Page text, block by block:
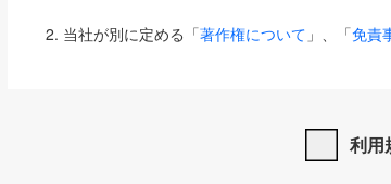
2. 当社が別に定める「著作権について 」、「免責
は、本規約の規定が優先して適用されるものとしま
利用